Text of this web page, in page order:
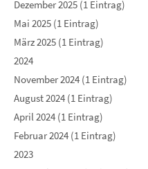
Dezember 2025 (1 Eintrag)
Mai 2025 (1 Eintrag)
März 2025 (1 Eintrag)
2024
November 2024 (1 Eintrag)
August 2024 (1 Eintrag)
April 2024 (1 Eintrag)
Februar 2024 (1 Eintrag)
2023